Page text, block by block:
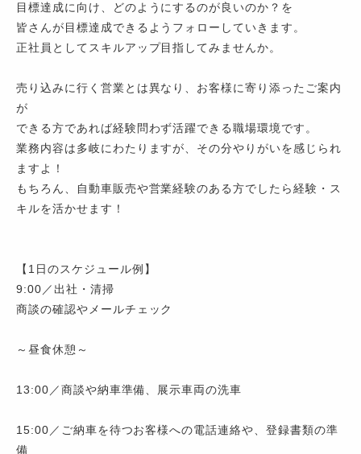
目標達成に向け、どのようにするのが良いのか？を
皆さんが目標達成できるようフォローしていきます。
正社員としてスキルアップ目指してみませんか。
売り込みに行く営業とは異なり、お客様に寄り添ったご案内
が
できる方であれば経験問わず活躍できる職場環境です。
業務内容は多岐にわたりますが、その分やりがいを感じられ
ますよ！
もちろん、自動車販売や営業経験のある方でしたら経験・ス
キルを活かせます！
【1日のスケジュール例】
9:00／出社・清掃
商談の確認やメールチェック
～昼食休憩～
13:00／商談や納車準備、展示車両の洗車
15:00／ご納車を待つお客様への電話連絡や、登録書類の準
備